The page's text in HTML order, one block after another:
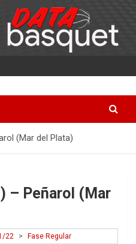
(Mar del Plata)
– Peñarol (Mar
22 > Fase Regular